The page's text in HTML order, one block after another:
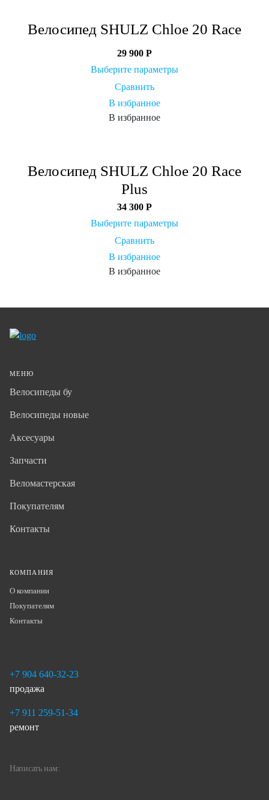
Велосипед SHULZ Chloe 20 Race
29 900 Р
Выберите параметры
Сравнить
В избранное
В избранное
Велосипед SHULZ Chloe 20 Race
Plus
34 300 Р
Выберите параметры
Сравнить
В избранное
В избранное
МЕНЮ
Велосипеды бу
Велосипеды новые
Аксесуары
Запчасти
Веломастерская
Покупателям
Контакты
КОМПАНИЯ
О компании
Покупателям
Контакты
+7 904 640-32-23
продажа
+7 911 259-51-34
ремонт
Написать нам: